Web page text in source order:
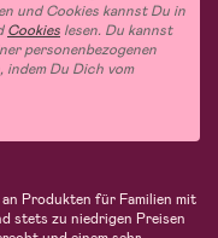
und Cookies kannst Du in
Cookies lesen. Du kannst
personenbezogenen
Du Dich vom
Produkten für Familien mit
stets zu niedrigen Preisen